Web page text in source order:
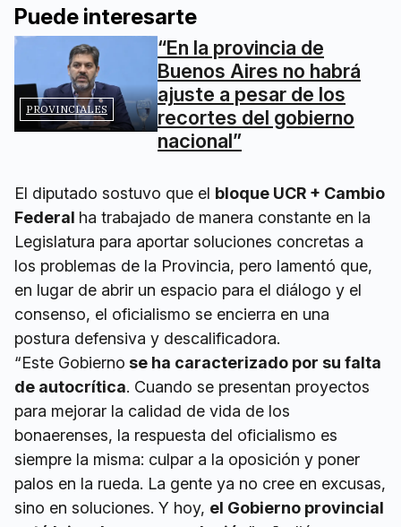
Puede interesarte
PROVINCIALES
“En la provincia de
Buenos Aires no habrá
ajuste a pesar de los
recortes del gobierno
nacional”
El diputado sostuvo que el bloque UCR + Cambio
Federal ha trabajado de manera constante en la
Legislatura para aportar soluciones concretas a
los problemas de la Provincia, pero lamentó que,
en lugar de abrir un espacio para el diálogo y el
consenso, el oficialismo se encierra en una
postura defensiva y descalificadora.
“Este Gobierno se ha caracterizado por su falta
de autocrítica. Cuando se presentan proyectos
para mejorar la calidad de vida de los
bonaerenses, la respuesta del oficialismo es
siempre la misma: culpar a la oposición y poner
palos en la rueda. La gente ya no cree en excusas,
sino en soluciones. Y hoy, el Gobierno provincial